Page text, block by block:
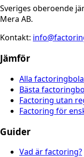
Sveriges oberoende
Mera AB.
Kontakt:
Jämför
Alla
Bästa
Factoring utan
Factoring för
Guider
Vad är factoring?